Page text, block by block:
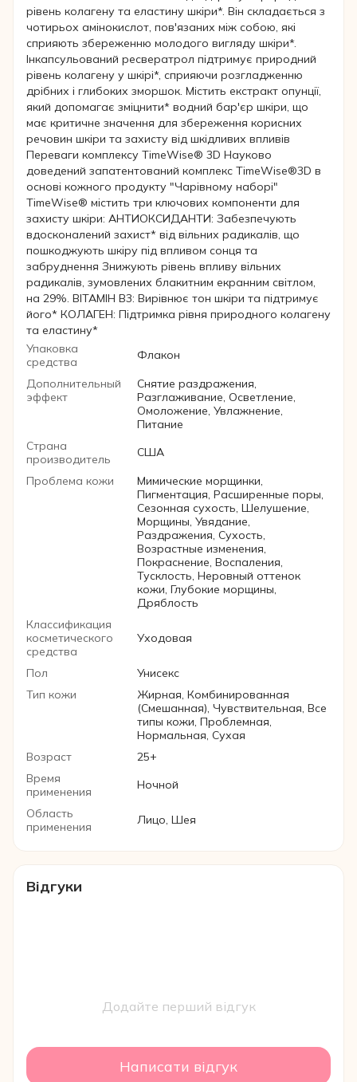
рівень колагену та еластину шкіри*. Він складається з
чотирьох амінокислот, пов'язаних між собою, які
сприяють збереженню молодого вигляду шкіри*.
Інкапсульований ресвератрол підтримує природний
рівень колагену у шкірі*, сприяючи розгладженню
дрібних і глибоких зморшок. Містить екстракт опунції,
який допомагає зміцнити* водний бар'єр шкіри, що
має критичне значення для збереження корисних
речовин шкіри та захисту від шкідливих впливів
Переваги комплексу TimeWise® 3D Науково
доведений запатентований комплекс TimeWise®3D в
основі кожного продукту "Чарівному наборі"
TimeWise® містить три ключових компоненти для
захисту шкіри: АНТИОКСИДАНТИ: Забезпечують
вдосконалений захист* від вільних радикалів, що
пошкоджують шкіру під впливом сонця та
забруднення Знижують рівень впливу вільних
радикалів, зумовлених блакитним екранним світлом,
на 29%. ВІТАМІН В3: Вирівнює тон шкіри та підтримує
його* КОЛАГЕН: Підтримка рівня природного колагену
та еластину*
Упаковка
средства
Флакон
Дополнительный
эффект
Снятие раздражения,
Разглаживание, Осветление,
Омоложение, Увлажнение,
Питание
Страна
производитель
США
Проблема кожи
Мимические морщинки,
Пигментация, Расширенные поры,
Сезонная сухость, Шелушение,
Морщины, Увядание,
Раздражения, Сухость,
Возрастные изменения,
Покраснение, Воспаления,
Тусклость, Неровный оттенок
кожи, Глубокие морщины,
Дряблость
Классификация
косметического
средства
Уходовая
Пол
Унисекс
Тип кожи
Жирная, Комбинированная
(Смешанная), Чувствительная, Все
типы кожи, Проблемная,
Нормальная, Сухая
Возраст
25+
Время
применения
Ночной
Область
применения
Лицо, Шея
Відгуки
Додайте перший відгук
Написати відгук